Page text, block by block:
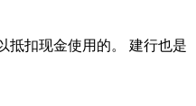
抵扣现金使用的。 建行也是